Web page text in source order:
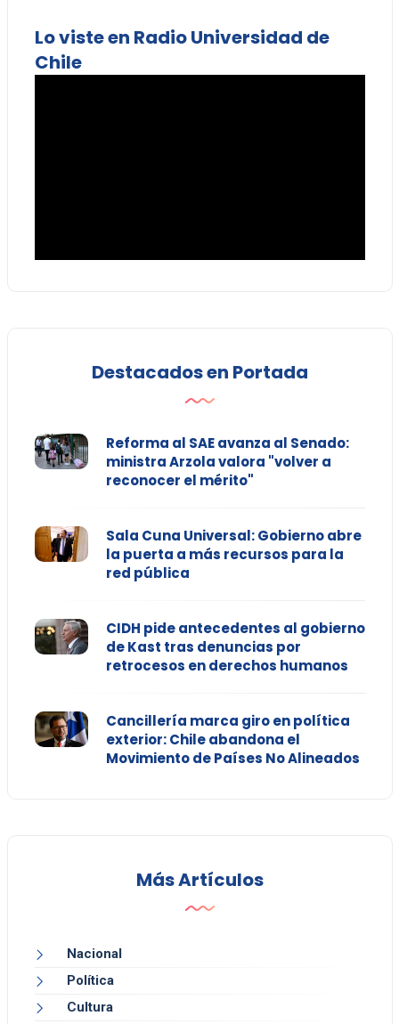
Lo viste en Radio Universidad de
Chile
Destacados en Portada
Reforma al SAE avanza al Senado:
ministra Arzola valora "volver a
reconocer el mérito"
Sala Cuna Universal: Gobierno abre
la puerta a más recursos para la
red pública
CIDH pide antecedentes al gobierno
de Kast tras denuncias por
retrocesos en derechos humanos
Cancillería marca giro en política
exterior: Chile abandona el
Movimiento de Países No Alineados
Más Artículos
Nacional
Política
Cultura